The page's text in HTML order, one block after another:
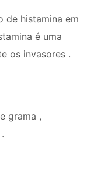
de histamina em
é uma
os invasores .
grama ,